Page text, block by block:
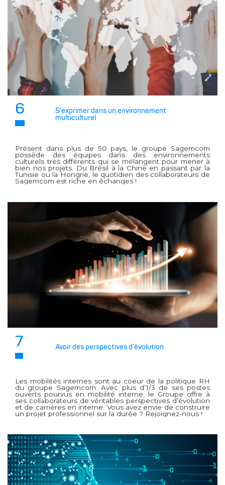
6
S’exprimer dans un environnement
multiculturel
Présent dans plus de 50 pays, le groupe Sagemcom
possède des équipes dans des environnements
culturels très différents qui se mélangent pour mener à
bien nos projets. Du Brésil à la Chine en passant par la
Tunisie ou la Hongrie, le quotidien des collaborateurs de
Sagemcom est riche en échanges !
7 Avoir des perspectives d’évolution
Les mobilités internes sont au coeur de la politique RH
du groupe Sagemcom. Avec plus d’1/3 de ses postes
ouverts pourvus en mobilité interne, le Groupe offre à
ses collaborateurs de véritables perspectives d’évolution
et de carrières en interne. Vous avez envie de construire
un projet professionnel sur la durée ? Rejoignez-nous !